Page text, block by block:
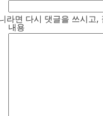
면 다시 댓글을 쓰시고,
내용